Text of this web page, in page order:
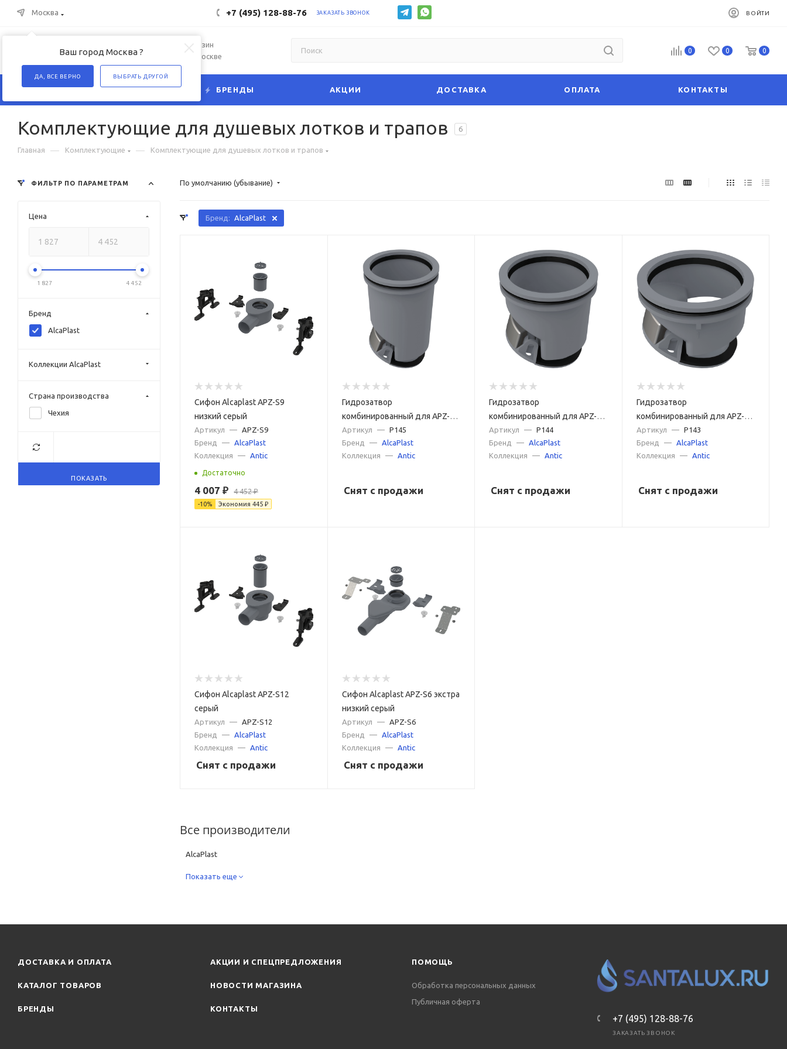
Москва
Ваш город Москва ?
ДА, ВСЕ ВЕРНО ВЫБРАТЬ ДРУГОЙ
+7 (495) 128-88-76 ЗАКАЗАТЬ ЗВОНОК ВОЙТИ
Интернет-магазин
сантехники в Москве
0 0 0
КАТАЛОГ БРЕНДЫ АКЦИИ ДОСТАВКА ОПЛАТА КОНТАКТЫ
Комплектующие для душевых лотков и трапов 6
Главная — Комплектующие — Комплектующие для душевых лотков и трапов
По умолчанию (убывание)
Бренд: AlcaPlast
Сифон Alcaplast APZ-S9
низкий серый
Артикул —
APZ-S9
Бренд
—
AlcaPlast
Коллекция
— Antic
Достаточно
4 007 ₽ 4 452₽
-10% Экономия 445 ₽
Гидрозатвор
комбинированный для APZ-
S12 для желоба APZ13
Артикул —
P145
Бренд
—
AlcaPlast
Коллекция
— Antic
Снят с продажи
Гидрозатвор
комбинированный для APZ-S9
для желоба APZ13
Артикул — P144
Бренд
—
AlcaPlast
Коллекция
— Antic
Снят с продажи
Гидрозатвор
комбинированный для APZ-S6
для желоба APZ13
Артикул —
P143
Бренд
—
AlcaPlast
Коллекция
— Antic
Снят с продажи
Сифон Alcaplast APZ-S12
серый
Артикул —
APZ-S12
Бренд
—
AlcaPlast
Коллекция
— Antic
Снят с продажи
Сифон Alcaplast APZ-S6 экстра
низкий серый
Артикул —
APZ-S6
Бренд
—
AlcaPlast
Коллекция
— Antic
Снят с продажи
Все производители
AlcaPlast
Показать еще
ФИЛЬТР ПО ПАРАМЕТРАМ
Цена
1 827 4 452
Бренд
AlcaPlast
Коллекции AlcaPlast
Страна производства
Чехия
ПОКАЗАТЬ
ДОСТАВКА И ОПЛАТА
КАТАЛОГ ТОВАРОВ
БРЕНДЫ
АКЦИИ И СПЕЦПРЕДЛОЖЕНИЯ
НОВОСТИ МАГАЗИНА
КОНТАКТЫ
ПОМОЩЬ
Обработка персональных данных
Публичная оферта
+7 (495) 128-88-76
ЗАКАЗАТЬ ЗВОНОК